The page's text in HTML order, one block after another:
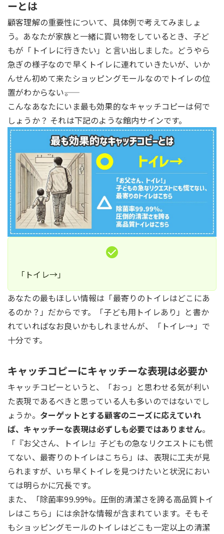
ーとは
顧客理解の重要性について、具体例で考えてみましょ
う。あなたが家族と一緒に買い物をしているとき、子ど
もが「トイレに行きたい」と言い出しました。どうやら
急ぎの様子なので早くトイレに連れていきたいが、いか
んせん初めて来たショッピングモールなのでトイレの位
置がわからない――。
こんなあなたにいま最も効果的なキャッチコピーは何で
しょうか？ それは下記のような館内サインです。
「トイレ→」
あなたの最もほしい情報は「最寄りのトイレはどこにあ
るのか？」だからです。「子ども用トイレあり」と書か
れていればなお良いかもしれませんが、「トイレ→」で
十分です。
キャッチコピーにキャッチーな表現は必要か
キャッチコピーというと、「おっ」と思わせる気が利い
た表現であるべきと思っている人も多いのではないでし
ょうか。 ターゲットとする顧客のニーズに応えていれ
ば、キャッチーな表現は必ずしも必要ではありません。
「『お父さん、トイレ!』子どもの急なリクエストにも慌
てない、最寄りのトイレはこちら」は、表現に工夫が見
られますが、いち早くトイレを見つけたいと状況におい
ては明らかに冗長です。
また、「除菌率99.99%。圧倒的清潔さを誇る高品質トイ
レはこちら」には余計な情報が含まれています。そもそ
もショッピングモールのトイレはどこも一定以上の清潔